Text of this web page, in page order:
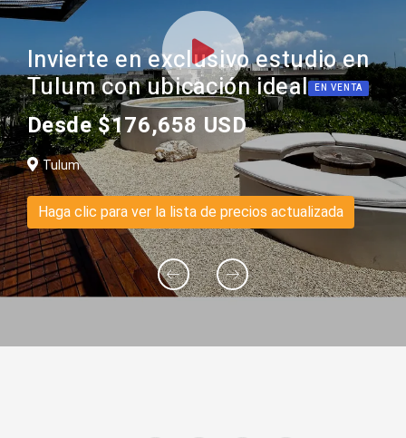
Invierte en exclusivo estudio en
Tulum con ubicación ideal EN VENTA
Desde $176,658 USD
Tulum
Haga clic para ver la lista de precios actualizada